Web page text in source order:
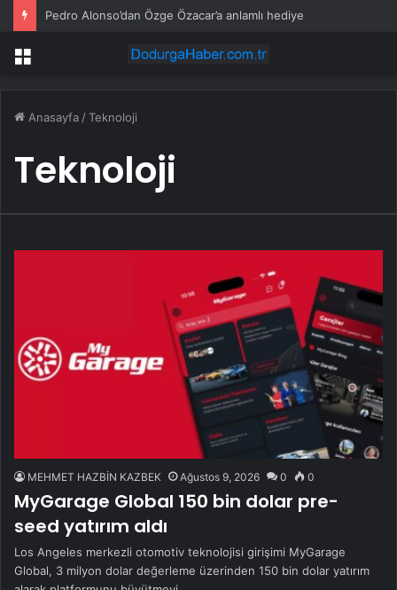
Pedro Alonso’dan Özge Özacar’a anlamlı hediye
Menü
Anasayfa /Teknoloji
Teknoloji
MEHMET HAZBİN KAZBEK Ağustos 9, 2026 0 0
MyGarage Global 150 bin dolar pre-
seed yatırım aldı
Los Angeles merkezli otomotiv teknolojisi girişimi MyGarage
Global, 3 milyon dolar değerleme üzerinden 150 bin dolar yatırım